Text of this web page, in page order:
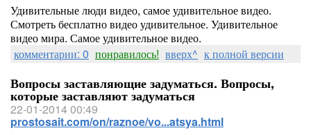
Удивительные люди видео, самое удивительное видео.
Смотреть бесплатно видео удивительное. Удивительное
видео мира. Самое удивительное видео.
комментарии: 0 понравилось! вверх^ к полной версии
Вопросы заставляющие задуматься. Вопросы,
которые заставляют задуматься
22-01-2014 00:49
prostosait.com/on/raznoe/vo...atsya.html